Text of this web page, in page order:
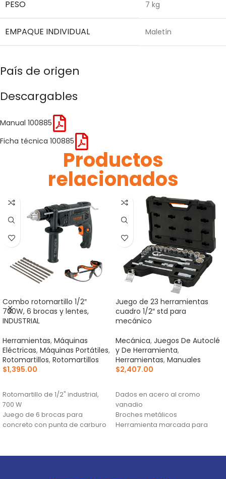
PESO 7 kg
EMPAQUE INDIVIDUAL Maletín
País de origen
Descargables
Manual 100885
Ficha técnica 100885
Productos
relacionados
Combo rotomartillo 1/2″
700W, 6 brocas y lentes,
INDUSTRIAL
Herramientas, Máquinas
Eléctricas, Máquinas Portátiles,
Rotomartillos, Rotomartillos
$1,395.00
Rotomartillo de 1/2" industrial,
700 W
Juego de 6 brocas para
concreto con punta de carburo
elástica y recubrimiento
Juego de 23 herramientas
cuadro 1/2″ std para
mecánico
Mecánica, Juegos De Autoclé
y De Herramienta,
Herramientas, Manuales
$2,407.00
Dados en acero al cromo
vanadio
Broches metálicos
Herramienta marcada para